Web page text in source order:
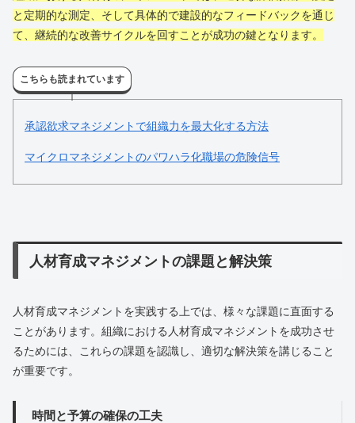
と定期的な測定、そして具体的で建設的なフィードバックを通じ
て、継続的な改善サイクルを回すことが成功の鍵となります。
こちらも読まれています
承認欲求マネジメントで組織力を最大化する方法
マイクロマネジメントのパワハラ化職場の危険信号
人材育成マネジメントの課題と解決策
人材育成マネジメントを実践する上では、様々な課題に直面する
ことがあります。組織における人材育成マネジメントを成功させ
るためには、これらの課題を認識し、適切な解決策を講じること
が重要です。
時間と予算の確保の工夫